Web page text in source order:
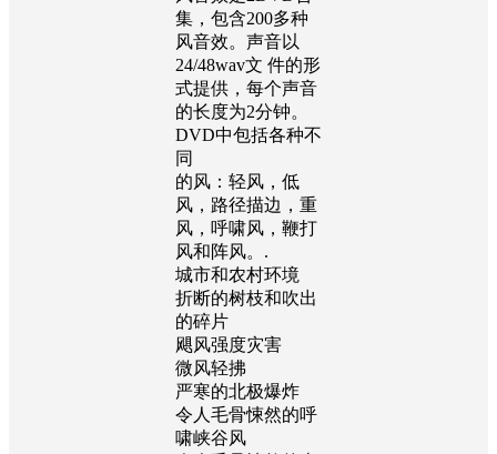
风音效是2DVD合
集，包含200多种
风音效。声音以
24/48wav文 件的形
式提供，每个声音
的长度为2分钟。
DVD中包括各种不
同
的风：轻风，低
风，路径描边，重
风，呼啸风，鞭打
风和阵风。.
城市和农村环境
折断的树枝和吹出
的碎片
飓风强度灾害
微风轻拂
严寒的北极爆炸
令人毛骨悚然的呼